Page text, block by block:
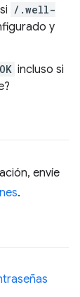
/.well-
y
incluso si
envíe
.